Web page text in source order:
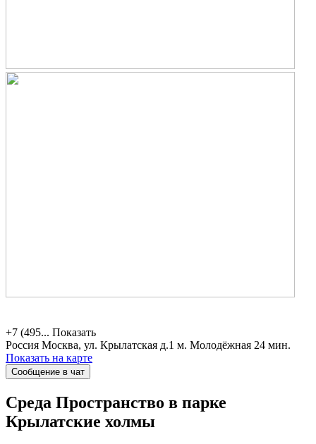
+7 (495... Показать
Россия Москва, ул. Крылатская д.1 м. Молодёжная 24 мин.
Показать на карте
Сообщение в чат
Среда Пространство в парке
Крылатские холмы